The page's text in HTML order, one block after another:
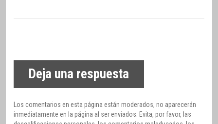
Deja una respuesta
Los comentarios en esta página están moderados, no aparecerán
inmediatamente en la página al ser enviados. Evita, por favor, las